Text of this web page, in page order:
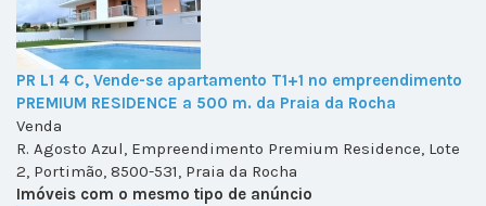
PR L1 4 C, Vende-se apartamento T1+1 no empreendimento
PREMIUM RESIDENCE a 500 m. da Praia da Rocha
Venda
R. Agosto Azul, Empreendimento Premium Residence, Lote
2, Portimão, 8500-531, Praia da Rocha
Imóveis com o mesmo tipo de anúncio